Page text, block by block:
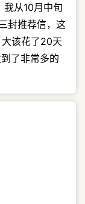
我从10月中旬
封推荐信，这
该花了20天
了非常多的